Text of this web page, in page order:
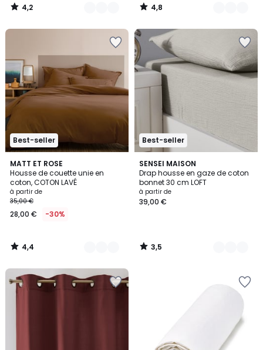
4,2
/
4,8
/
Best-seller
MATT ET ROSE
Housse de couette unie en
coton, COTON LAVÉ
à partir de
35,00 €
28,00 € -30%
4,4
/ 5
12
Couleurs
4,4
/
Best-seller
SENSEI MAISON
Drap housse en gaze de coton
bonnet 30 cm LOFT
à partir de
39,00 €
3,5
/ 5
16
Couleurs
3,5
/